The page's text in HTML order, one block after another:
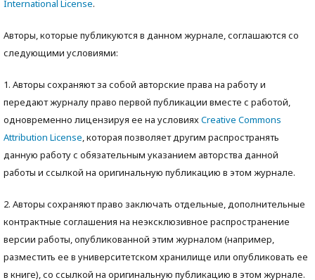
International License.
Авторы, которые публикуются в данном журнале, соглашаются со
следующими условиями:
1. Авторы сохраняют за собой авторские права на работу и
передают журналу право первой публикации вместе с работой,
одновременно лицензируя ее на условияхCreative Commons
Attribution License, которая позволяет другим распространять
данную работу с обязательным указанием авторства данной
работы и ссылкой на оригинальную публикацию в этом журнале.
2. Авторы сохраняют право заключать отдельные, дополнительные
контрактные соглашения на неэксклюзивное распространение
версии работы, опубликованной этим журналом (например,
разместить ее в университетском хранилище или опубликовать ее
в книге), со ссылкой на оригинальную публикацию в этом журнале.